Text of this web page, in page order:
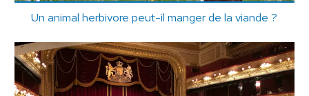
Un animal herbivore peut-il manger de la viande ?